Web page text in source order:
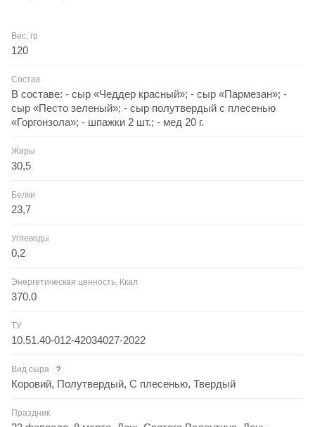
Кроме того, тарелка дополнена двумя палочками и медом.
Здесь есть все для приятного вечера или романтического
свидания.
Вес, гр
120
Состав
В составе: - сыр «Чеддер красный»; - сыр «Пармезан»; -
сыр «Песто зеленый»; - сыр полутвердый с плесенью
«Горгонзола»; - шпажки 2 шт.; - мед 20 г.
Жиры
30,5
Белки
23,7
Углеводы
0,2
Энергетическая ценность, Ккал
370.0
ТУ
10.51.40-012-42034027-2022
Вид сыра ?
Коровий, Полутвердый, С плесенью, Твердый
Праздник